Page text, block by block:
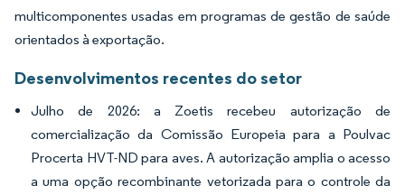
multicomponentes usadas em programas de gestão de saúde
orientados à exportação.
Desenvolvimentos recentes do setor
Julho de 2026: a Zoetis recebeu autorização de
comercialização da Comissão Europeia para a Poulvac
Procerta HVT-ND para aves. A autorização amplia o acesso
a uma opção recombinante vetorizada para o controle da